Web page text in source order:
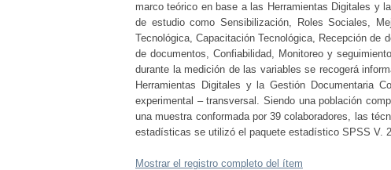
marco teórico en base a las Herramientas Digitales y
de estudio como Sensibilización, Roles Sociales,
Tecnológica, Capacitación Tecnológica, Recepción de
de documentos, Confiabilidad, Monitoreo y
durante la medición de las variables se recogerá
Herramientas Digitales y la Gestión Documentaria
experimental – transversal. Siendo una población
una muestra conformada por 39 colaboradores, las
estadísticas se utilizó el paquete estadístico SPSS V.
Mostrar el registro completo del ítem